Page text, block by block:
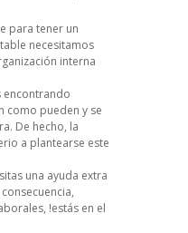
para tener un
necesitamos
interna
encontrando
como pueden y se
De hecho, la
a plantearse este
una ayuda extra
!estás en el